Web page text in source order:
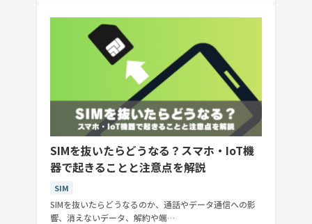
SIMを抜いたらどうなる？スマホ・IoT機
器で起きることと注意点を解説
SIM
SIMを抜いたらどうなるのか、通話やデータ通信への影
響、消えないデータ、解約や端…